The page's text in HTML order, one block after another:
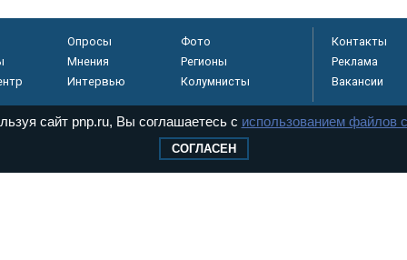
Опросы
Фото
Мнения
Регионы
Интервью Колумнисты
Контакты
Реклама
Вакансии
и
сайт pnp.ru, Вы соглашаетесь с использованием файлов
СОГЛАСЕН